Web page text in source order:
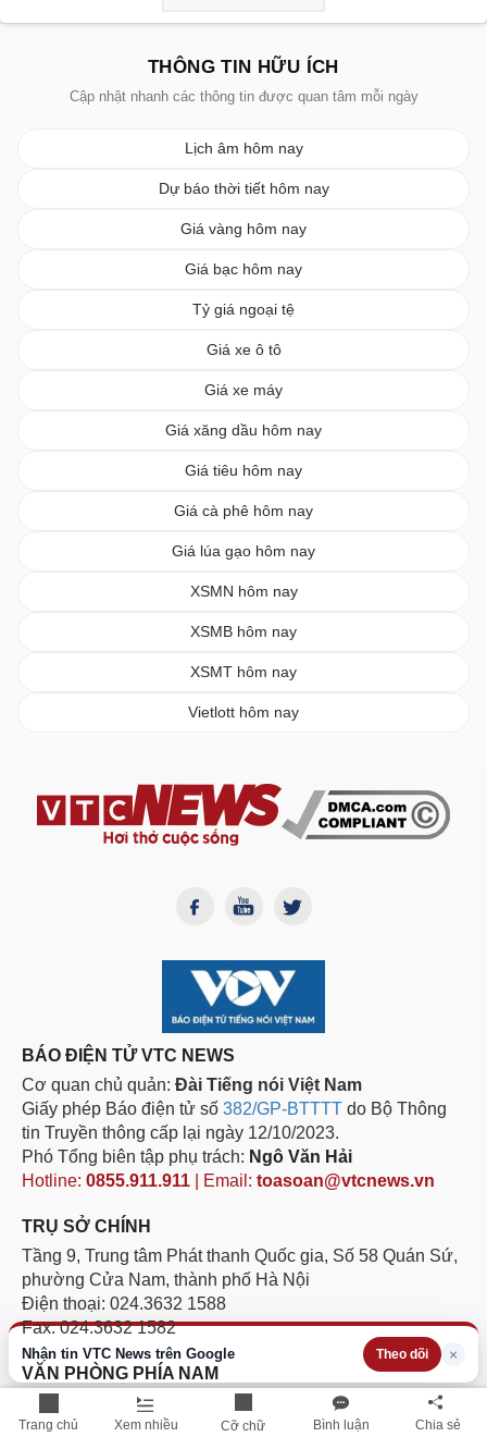
Trang chủ Xem nhiều Cỡ chữ Bình luận Chia sẻ
Nhận tin VTC News trên Google Theo dõi ×
THÔNG TIN HỮU ÍCH
Cập nhật nhanh các thông tin được quan tâm mỗi ngày
Lịch âm hôm nay
Dự báo thời tiết hôm nay
Giá vàng hôm nay
Giá bạc hôm nay
Tỷ giá ngoại tệ
Giá xe ô tô
Giá xe máy
Giá xăng dầu hôm nay
Giá tiêu hôm nay
Giá cà phê hôm nay
Giá lúa gạo hôm nay
XSMN hôm nay
XSMB hôm nay
XSMT hôm nay
Vietlott hôm nay
BÁO ĐIỆN TỬ VTC NEWS
Cơ quan chủ quản: Đài Tiếng nói Việt Nam
Giấy phép Báo điện tử số 382/GP-BTTTT do Bộ Thông
tin Truyền thông cấp lại ngày 12/10/2023.
Phó Tổng biên tập phụ trách: Ngô Văn Hải
Hotline: 0855.911.911 | Email: toasoan@vtcnews.vn
TRỤ SỞ CHÍNH
Tầng 9, Trung tâm Phát thanh Quốc gia, Số 58 Quán Sứ,
phường Cửa Nam, thành phố Hà Nội
Điện thoại: 024.3632 1588
Fax: 024.3632 1582
VĂN PHÒNG PHÍA NAM
Lầu 11, tòa nhà VOV, số 7, đường Nguyễn Thị Minh Khai,
phường Sài Gòn, Thành phố Hồ Chí Minh.